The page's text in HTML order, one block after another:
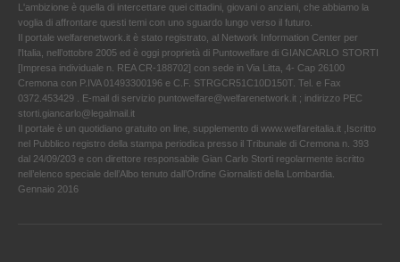
L'ambizione è quella di intercettare quei cittadini, giovani o anziani, che abbiamo la
voglia di affrontare questi temi con uno sguardo lungo verso il futuro.
Il portale welfarenetwork.it è stato registrato, al Network Information Center per
l'Italia, nell’ottobre 2005 ed è oggi proprietà di Puntowelfare di GIANCARLO STORTI
[Impresa individuale n. REA CR-188702] con sede in Via Litta, 4- Cap 26100
Cremona con P.IVA 01493300196 e C.F. STRGCR51C10D150T. Tel. e Fax
0372.453429 . E-mail di servizio puntowelfare@welfarenetwork.it ; indirizzo PEC
storti.giancarlo@legalmail.it
Il portale è un quotidiano gratuito on line, supplemento di www.welfareitalia.it ,Iscritto
nel Pubblico registro della stampa periodica presso il Tribunale di Cremona n. 393
dal 24/09/203 e con direttore responsabile Gian Carlo Storti regolarmente iscritto
nell’elenco speciale dell’Albo tenuto dall’Ordine Giornalisti della Lombardia.
Gennaio 2016